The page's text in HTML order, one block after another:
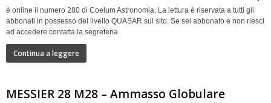
è online il numero 280 di Coelum Astronomia. La lettura è riservata a tutti gli
abbonati in possesso del livello QUASAR sul sito. Se sei abbonato e non riesci
ad accedere contatta la segreteria.
Continua a leggere
MESSIER 28 M28 – Ammasso Globulare